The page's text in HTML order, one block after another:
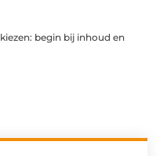
begin bij inhoud en